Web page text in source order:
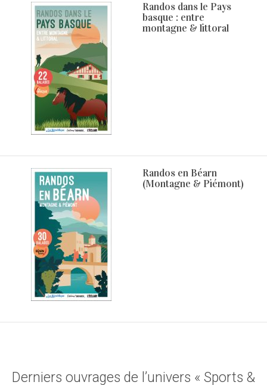
Randos dans le Pays
basque : entre
montagne & littoral
Randos en Béarn
(Montagne & Piémont)
Derniers ouvrages de l’univers « Sports &